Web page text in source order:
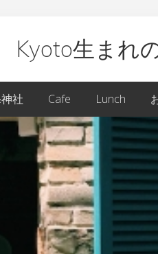
Kyoto生まれ
生
ま
社 Cafe Lunch